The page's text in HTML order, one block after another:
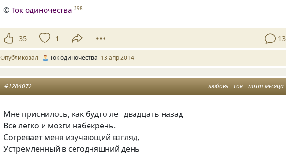
©Ток одиночества 398
35 1 13
Опубликовал Ток одиночества 13 апр 2014
любовь сон поэт месяца
#1284072
Мне приснилось, как будто лет двадцать назад
Все легко и мозги набекрень.
Согревает меня изучающий взгляд,
Устремленный в сегодняшний день